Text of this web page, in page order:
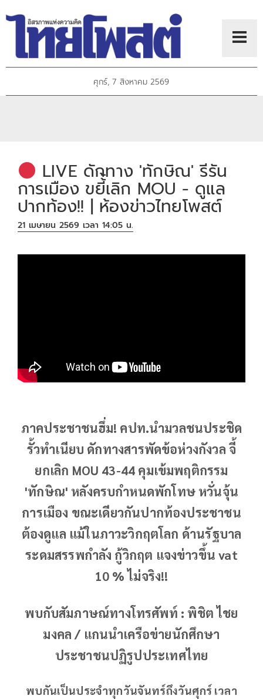
ศุกร์, 7 สิงหาคม 2569
LIVE ดักทาง 'ทักษิณ' รีรัน
การเมือง ขยี้้เลิก MOU - ดูแล
ปากท้อง!! | ห้องข่าวไทยโพสต์
21 เมษายน 2569 เวลา 14:05 น.
ภาคประชาชนฮึ่ม! คปท.นำมวลชนประชิด
รั้วทำเนียบ ดักทางสารพัดข้อห่วงกังวล จี้
ยกเลิก MOU 43-44 คุมเข้มพฤติกรรม
'ทักษิณ' หลังครบกำหนดพักโทษ หวั่นจุ้น
การเมือง ขณะเดียวกันปากท้องประชาชน
ต้องดูแล แม้ในภาวะวิกฤตโลก ด้านรัฐบาล
ระดมสรรพกำลัง กู้วิกฤต แจงข่าวขึ้น vat
10 % ไม่จริง!!
พบกับสัมภาษณ์ทางโทรศัพท์ : พิชิต ไชย
มงคล / แกนนำเครือข่ายนักศึกษา
ประชาชนปฏิรูปประเทศไทย
พบกันเป็นประจำทุกวันจันทร์ถึงวันศุกร์ เวลา